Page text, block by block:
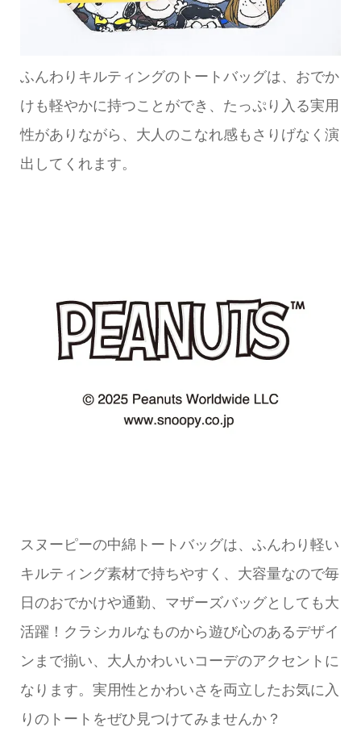
ふんわりキルティングのトートバッグは、おでか
けも軽やかに持つことができ、たっぷり入る実用
性がありながら、大人のこなれ感もさりげなく演
出してくれます。
スヌーピーの中綿トートバッグは、ふんわり軽い
キルティング素材で持ちやすく、大容量なので毎
日のおでかけや通勤、マザーズバッグとしても大
活躍！クラシカルなものから遊び心のあるデザイ
ンまで揃い、大人かわいいコーデのアクセントに
なります。実用性とかわいさを両立したお気に入
りのトートをぜひ見つけてみませんか？